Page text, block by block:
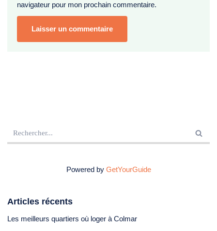
navigateur pour mon prochain commentaire.
Powered by GetYourGuide
Articles récents
Les meilleurs quartiers où loger à Colmar